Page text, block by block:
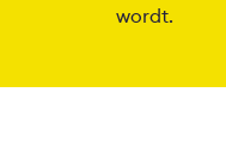
wordt.